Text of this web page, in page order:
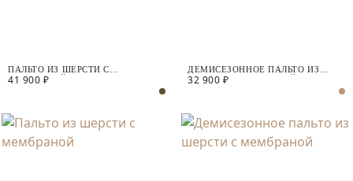
ПАЛЬТО ИЗ ШЕРСТИ С
МЕМБРАНОЙ
41 900 ₽
ДЕМИСЕЗОННОЕ ПАЛЬТО ИЗ
ШЕРСТИ С МЕМБРАНОЙ
32 900 ₽